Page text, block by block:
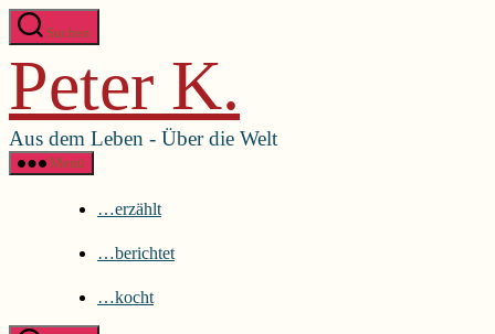
Direkt
zum
wechseln
Suchen
Peter K.
Aus dem Leben - Über die Welt
Menü
…erzählt
…berichtet
…kocht
Menü schließen
…berichtet
…kocht